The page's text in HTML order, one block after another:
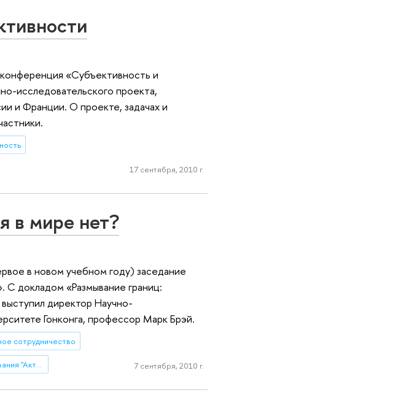
«Субъективность и
исследовательского проекта,
и Франции. О проекте, задачах и
17 сентября, 2010 г.
в мире нет?
в новом учебном году) заседание
С докладом «Размывание границ:
директор Научно-
Гонконга, профессор Марк Брэй.
сотрудничество
Семинар Института образования "Актуальные исследования и разработки в области образования" 7 сентября, 2010 г.